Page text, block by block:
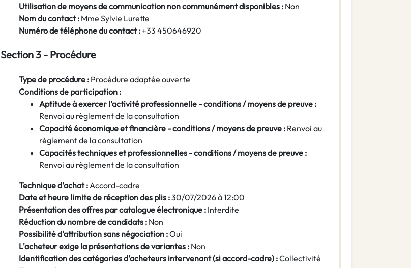
Utilisation de moyens de communication non communément disponibles : Non
Nom du contact : Mme Sylvie Lurette
Numéro de téléphone du contact : +33 450646920
Section 3 - Procédure
Type de procédure : Procédure adaptée ouverte
Conditions de participation :
Aptitude à exercer l'activité professionnelle - conditions / moyens de preuve :
Renvoi au règlement de la consultation
Capacité économique et financière - conditions / moyens de preuve : Renvoi au
règlement de la consultation
Capacités techniques et professionnelles - conditions / moyens de preuve :
Renvoi au règlement de la consultation
Technique d'achat :Accord-cadre
Date et heure limite de réception des plis :30/07/2026 à 12:00
Présentation des offres par catalogue électronique : Interdite
Réduction du nombre de candidats : Non
Possibilité d'attribution sans négociation :Oui
L'acheteur exige la présentations de variantes : Non
Identification des catégories d'acheteurs intervenant (si accord-cadre) :Collectivité